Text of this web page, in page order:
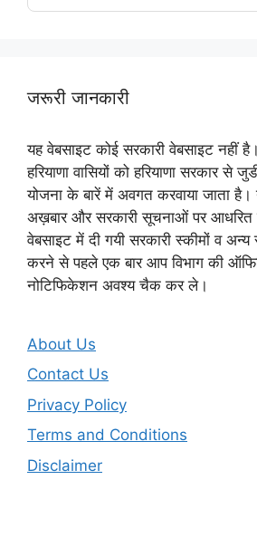
जरूरी जानकारी
यह वेबसाइट कोई सरकारी वेबसाइट नहीं
हरियाणा वासियों को हरियाणा सरकार से
योजना के बारें में अवगत करवाया जाता है।
अख़बार और सरकारी सूचनाओं पर आधरित
वेबसाइट में दी गयी सरकारी स्कीमों व अन्य
करने से पहले एक बार आप विभाग की
नोटिफिकेशन अवश्य चैक कर ले।
About Us
Contact Us
Privacy Policy
Terms and Conditions
Disclaimer